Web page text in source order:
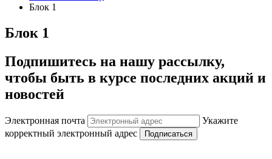
Блок 1
Блок 1
Подпишитесь на нашу рассылку,
чтобы быть в курсе последних акций и
новостей
Электронная почта
Укажите
корректный электронный адрес
Подписаться